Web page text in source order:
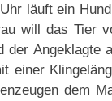
läuft ein
will das Tier
der
einer
dem